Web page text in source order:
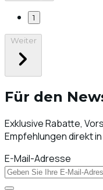
1
Weiter
Für den
Exklusive Rabatte,
Empfehlungen direkt
E-Mail-Adresse